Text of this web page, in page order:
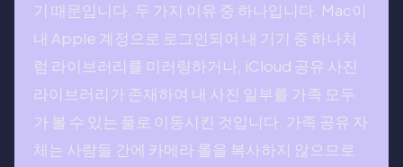
기 때문입니다. 두 가지 이유 중 하나입니다. Mac이
내 Apple 계정으로 로그인되어 내 기기 중 하나처
럼 라이브러리를 미러링하거나, iCloud 공유 사진
라이브러리가 존재하여 내 사진 일부를 가족 모두
가 볼 수 있는 풀로 이동시킨 것입니다. 가족 공유 자
체는 사람들 간에 카메라 롤을 복사하지 않으므로